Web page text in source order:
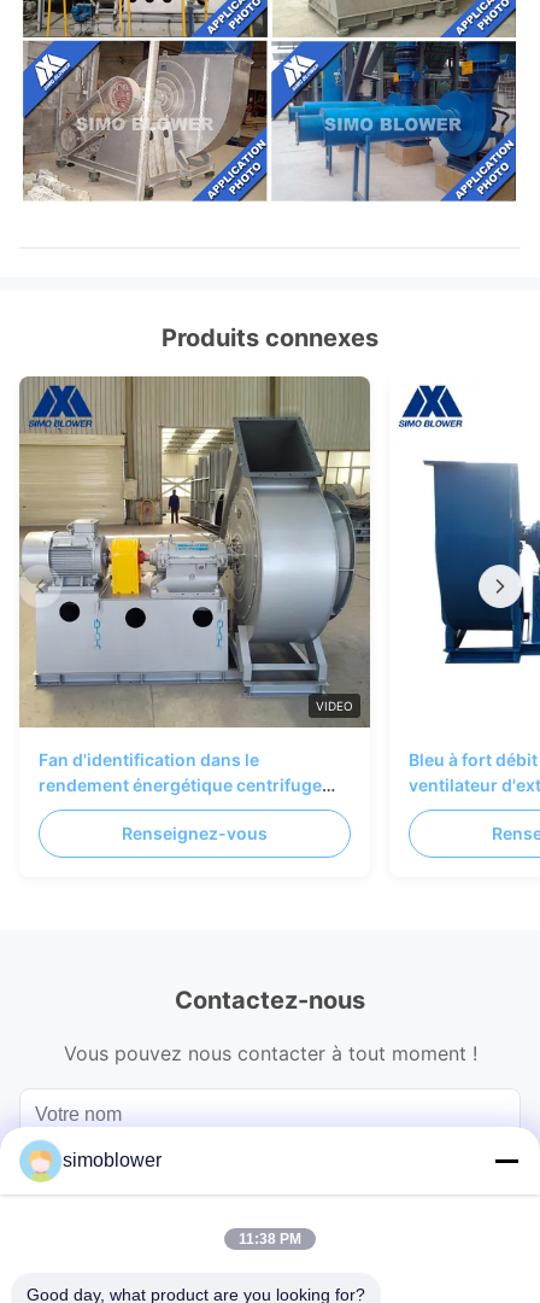
Produits connexes
VIDEO
Fan d'identification dans le
rendement énergétique centrifuge
industriel de fan de centrale
thermiqueRenseignez-vous
Bleu à fort
ventilateur
d'extraction de
Contactez-nous
Vous pouvez nous contacter à tout moment !
simoblower
11:38 PM
Good day, what product are you looking for?